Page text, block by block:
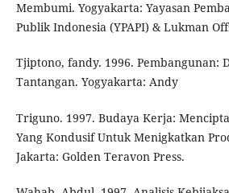
Membumi. Yogyakarta: Yayasan
Publik Indonesia (YPAPI) & Lukman
Tjiptono, fandy. 1996. Pembangunan:
Tantangan. Yogyakarta: Andy
Triguno. 1997. Budaya Kerja:
Yang Kondusif Untuk Menigkatkan
Jakarta: Golden Teravon Press.